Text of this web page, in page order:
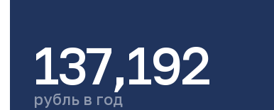
137,192
рубль в год